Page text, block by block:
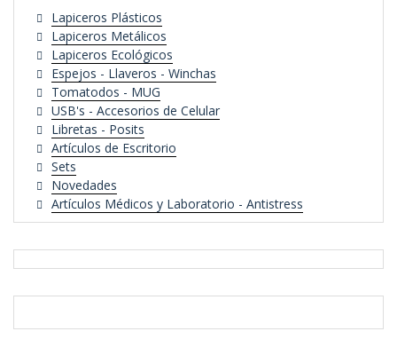
Lapiceros Plásticos
Lapiceros Metálicos
Lapiceros Ecológicos
Espejos - Llaveros - Winchas
Tomatodos - MUG
USB's - Accesorios de Celular
Libretas - Posits
Artículos de Escritorio
Sets
Novedades
Artículos Médicos y Laboratorio - Antistress